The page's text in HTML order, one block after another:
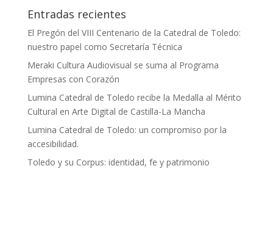
Entradas recientes
El Pregón del VIII Centenario de la Catedral de Toledo:
nuestro papel como Secretaría Técnica
Meraki Cultura Audiovisual se suma al Programa
Empresas con Corazón
Lumina Catedral de Toledo recibe la Medalla al Mérito
Cultural en Arte Digital de Castilla-La Mancha
Lumina Catedral de Toledo: un compromiso por la
accesibilidad.
Toledo y su Corpus: identidad, fe y patrimonio